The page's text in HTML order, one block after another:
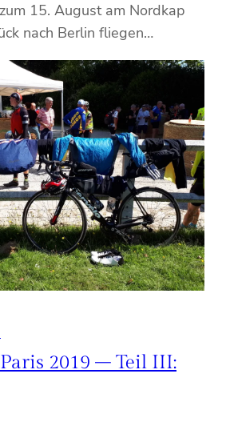
15. August am Nordkap
nach Berlin fliegen…
2019 – Teil III: